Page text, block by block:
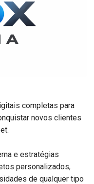
completas para
novos clientes
e estratégias
personalizados,
de qualquer tipo